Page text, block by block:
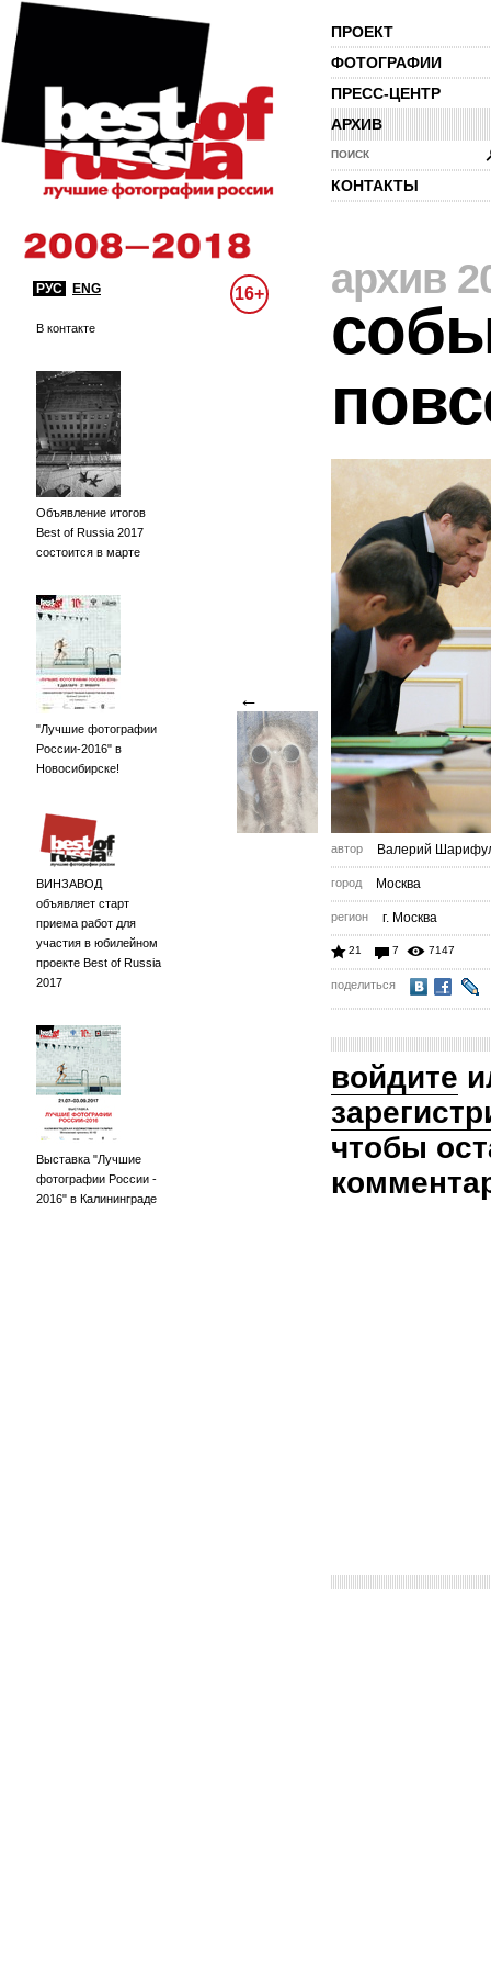
ПРОЕКТ
ФОТОГРАФИИ
ПРЕСС-ЦЕНТР
АРХИВ
ПОИСК
КОНТАКТЫ
РУС ENG 16+
В контакте
Объявление итогов
Best of Russia 2017
состоится в марте
"Лучшие фотографии
России-2016" в
Новосибирске!
ВИНЗАВОД
объявляет старт
приема работ для
участия в юбилейном
проекте Best of Russia
2017
Выставка "Лучшие
фотографии России -
2016" в Калининграде
архив
←
автор Валерий
город Москва
регион г. Москва
21 7 7147
поделиться
войдите
чтобы